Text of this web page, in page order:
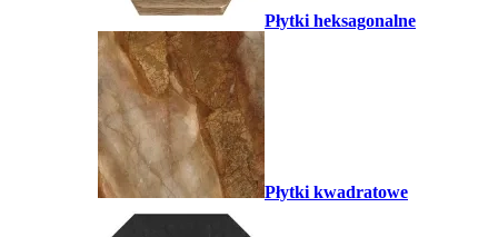
Płytki heksagonalne
Płytki kwadratowe